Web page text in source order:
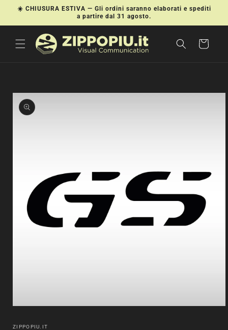
direttamente
☀️ CHIUSURA ESTIVA — Gli ordini saranno elaborati e spediti
a partire dal 31 agosto.
Carrello
Passa alle
informazioni
sul prodotto
multimediali
ZIPPOPIU.IT